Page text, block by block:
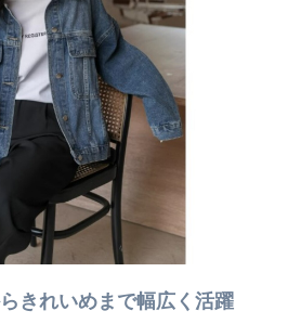
きれいめまで幅広く活躍